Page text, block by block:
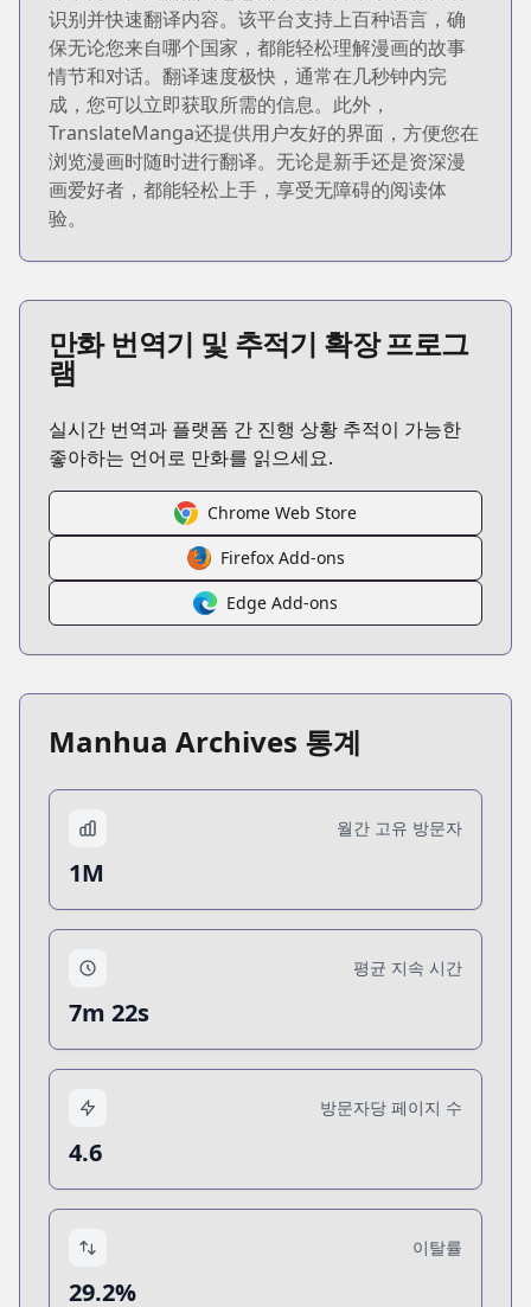
识别并快速翻译内容。该平台支持上百种语言，确
保无论您来自哪个国家，都能轻松理解漫画的故事
情节和对话。翻译速度极快，通常在几秒钟内完
成，您可以立即获取所需的信息。此外，
TranslateManga还提供用户友好的界面，方便您在
浏览漫画时随时进行翻译。无论是新手还是资深漫
画爱好者，都能轻松上手，享受无障碍的阅读体
验。
만화 번역기 및 추적기 확장 프로그
램
실시간 번역과 플랫폼 간 진행 상황 추적이 가능한
좋아하는 언어로 만화를 읽으세요.
Chrome Web Store
Firefox Add-ons
Edge Add-ons
Manhua Archives 통계
월간 고유 방문자
1M
평균 지속 시간
7m 22s
방문자당 페이지 수
4.6
이탈률
29.2%